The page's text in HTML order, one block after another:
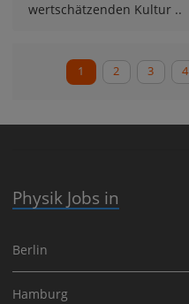
wertschätzenden Kultur ..
1 2 3 4
Physik Jobs in
Berlin
Hamburg